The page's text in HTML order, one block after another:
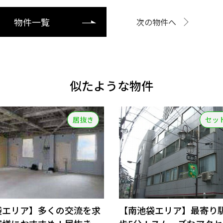
物件一覧 次の物件へ
似たような物件
居抜き
リア】多くの交流を求
セッ
【南池袋エリア】最寄り